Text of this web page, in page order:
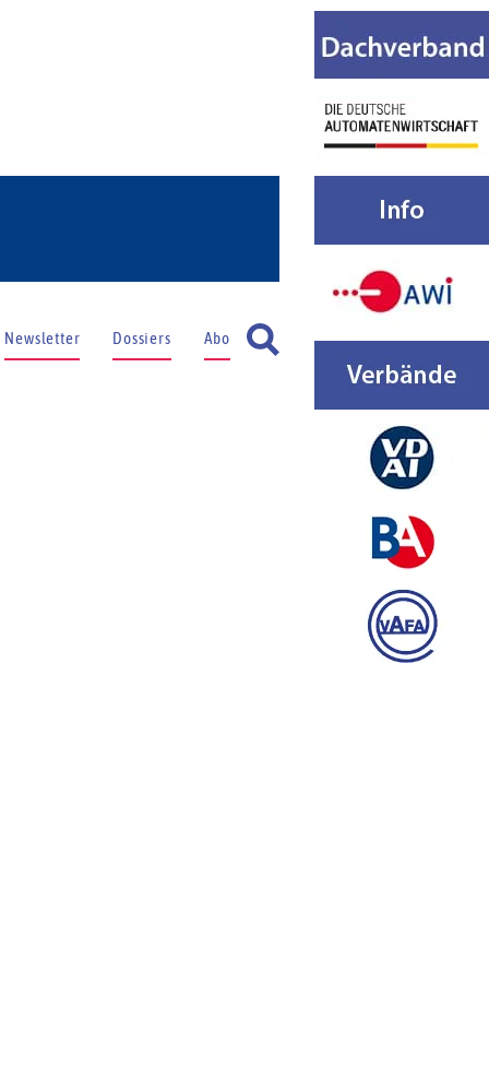
Newsletter Dossiers Abo